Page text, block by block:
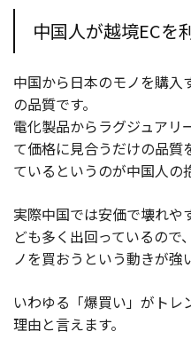
中国人が越境ECを
中国から日本のモノを購入
の品質です。
電化製品からラグジュアリ
て価格に見合うだけの品質
ているというのが中国人の
実際中国では安価で壊れや
ども多く出回っているので
ノを買おうという動きが強
いわゆる「爆買い」がト
理由と言えます。